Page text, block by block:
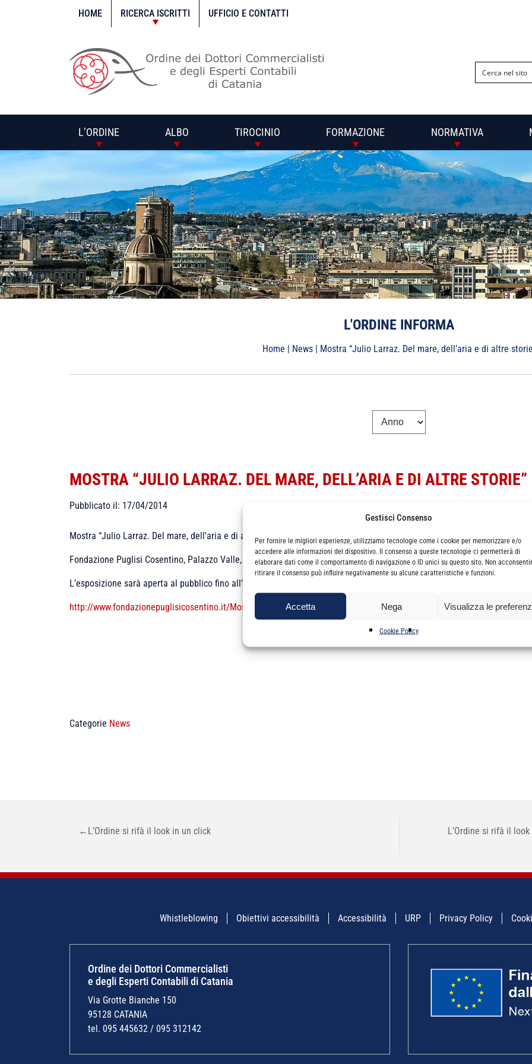
Gestisci Consenso
Per fornire le migliori esperienze, utilizziamo tecnologie come i cookie per memorizzare e/o
accedere alle informazioni del dispositivo. Il consenso a queste tecnologie ci permetterà di
elaborare dati come il comportamento di navigazione o ID unici su questo sito. Non
ritirare il consenso può influire negativamente su alcune caratteristiche e funzioni.
Accetta Nega Visualizza le
Cookie Policy
HOME RICERCA ISCRITTI UFFICIO E CONTATTI
L’ORDINE ALBO TIROCINIO FORMAZIONE NORMATIVA
L'ORDINE INFORMA
Home | News| Mostra “Julio Larraz. Del mare, dell’aria e di altre
MOSTRA “JULIO LARRAZ. DEL MARE, DELL’ARIA E DI ALTRE STORIE”
Pubblicato il: 17/04/2014
Mostra “Julio Larraz. Del mare, dell'aria e di altre storie
Fondazione Puglisi Cosentino, Palazzo Valle, Via Vittorio Emanuele, 122, Catania.
L’esposizione sarà aperta al pubblico fino all'8 giugno 2014.
http://www.fondazionepuglisicosentino.it/Mostre.aspx
Categorie News
← L’Ordine si rifà il look in un click L’Ordine si rifà il
Whistleblowing Obiettivi accessibilità Accessibilità URP Privacy Policy
Ordine dei Dottori Commercialisti
e degli Esperti Contabili di Catania
Via Grotte Bianche 150
95128 CATANIA
tel. 095 445632 / 095 312142